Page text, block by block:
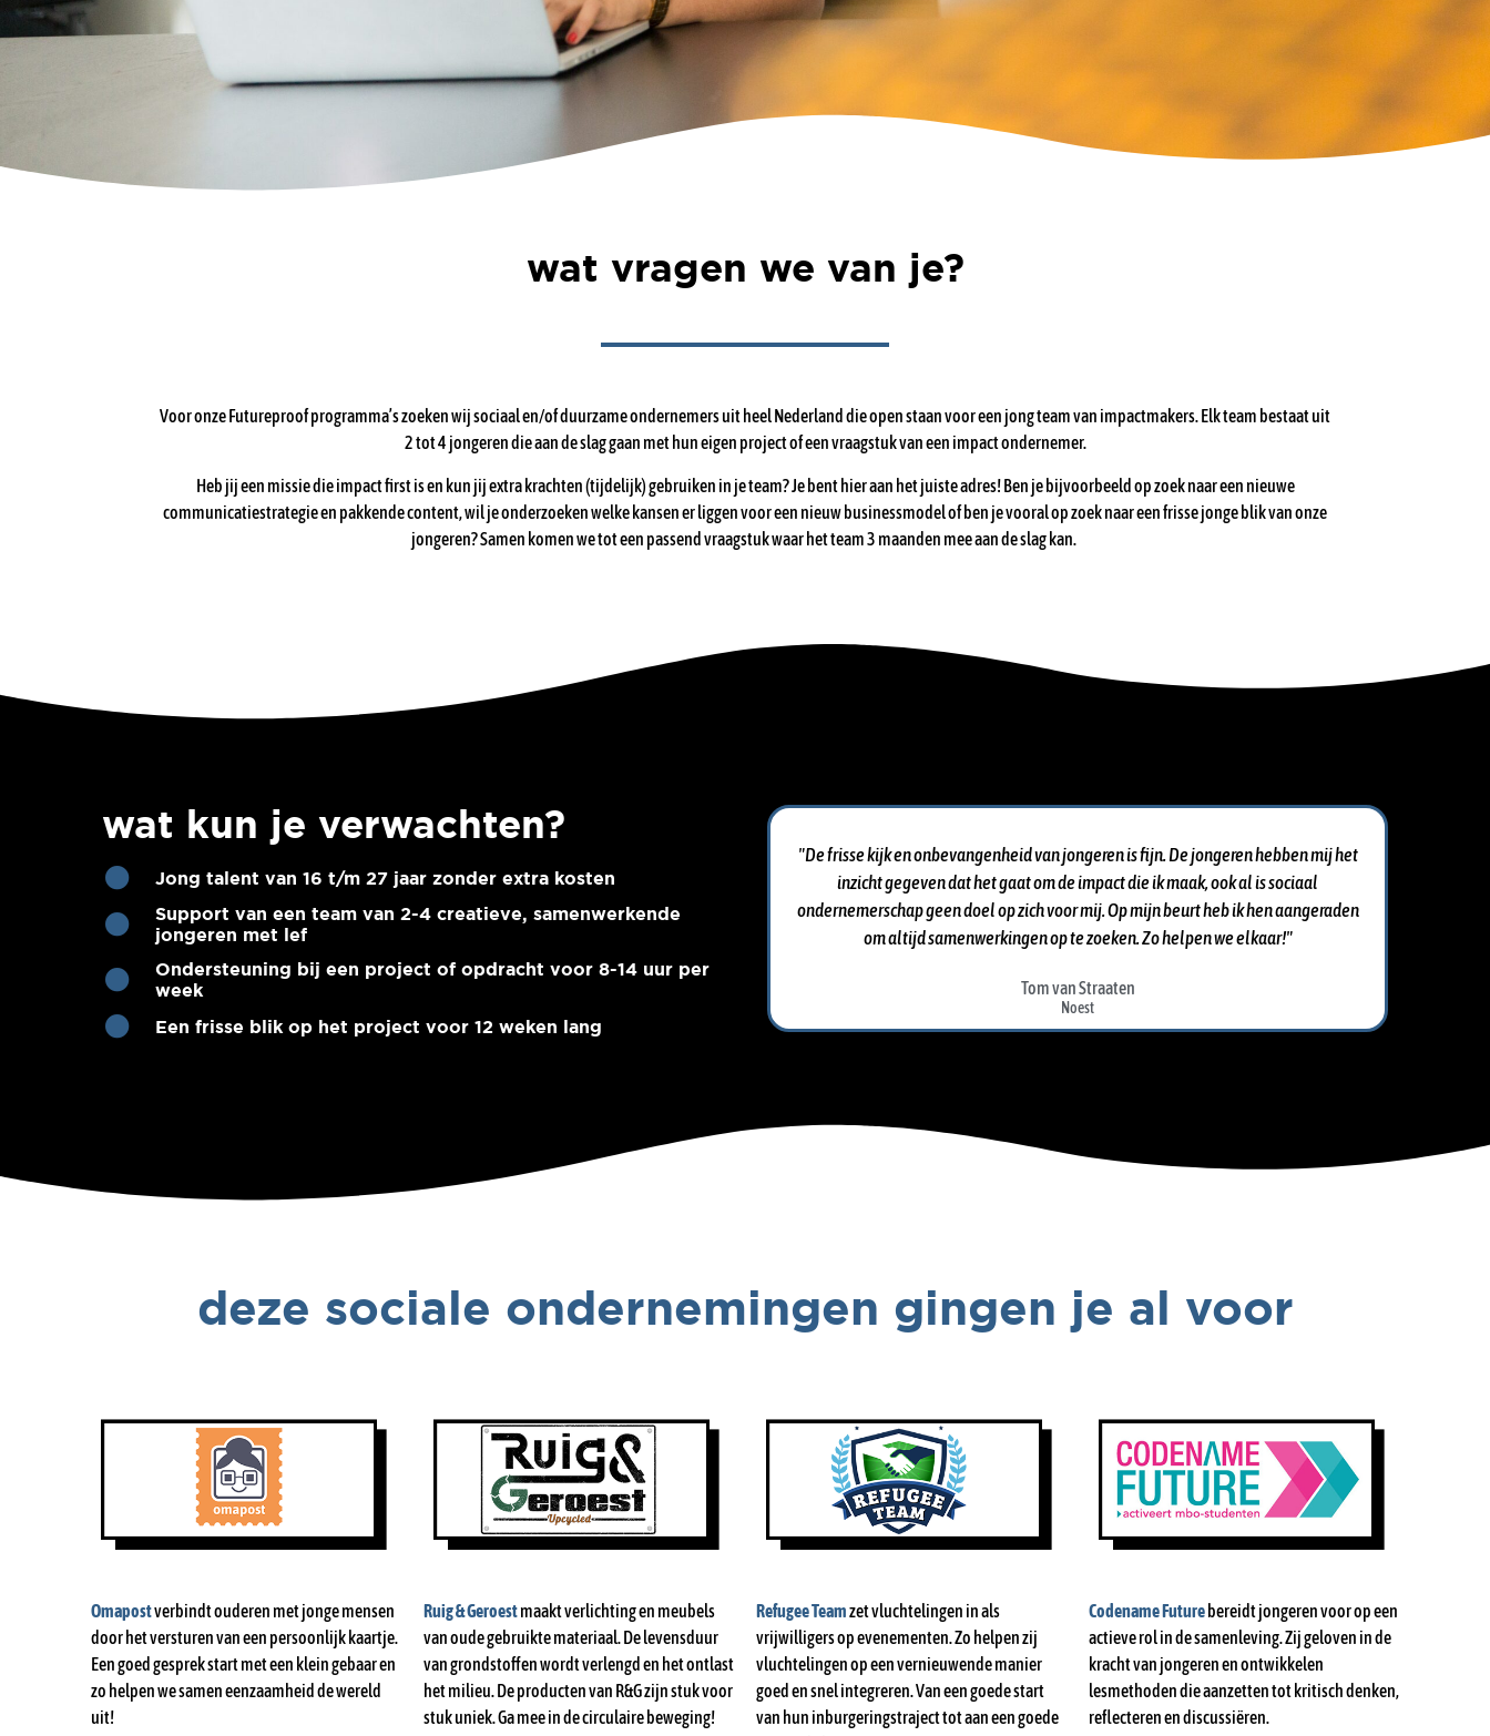
wat vragen we van je?
Voor onze Futureproof programma’s zoeken wij sociaal en/of duurzame ondernemers uit heel Nederland die open staan voor een jong team van impactmakers. Elk team bestaat uit
2 tot 4 jongeren die aan de slag gaan met hun eigen project of een vraagstuk van een impact ondernemer.
Heb jij een missie die impact first is en kun jij extra krachten (tijdelijk) gebruiken in je team? Je bent hier aan het juiste adres! Ben je bijvoorbeeld op zoek naar een nieuwe
communicatiestrategie en pakkende content, wil je onderzoeken welke kansen er liggen voor een nieuw businessmodel of ben je vooral op zoek naar een frisse jonge blik van onze
jongeren? Samen komen we tot een passend vraagstuk waar het team 3 maanden mee aan de slag kan.
wat kun je verwachten?
Jong talent van 16 t/m 27 jaar zonder extra kosten
Support van een team van 2-4 creatieve, samenwerkende
jongeren met lef
Ondersteuning bij een project of opdracht voor 8-14 uur per
week
Een frisse blik op het project voor 12 weken lang
"De frisse kijk en onbevangenheid van jongeren is fijn. De jongeren hebben mij het
inzicht gegeven dat het gaat om de impact die ik maak, ook al is sociaal
ondernemerschap geen doel op zich voor mij. Op mijn beurt heb ik hen aangeraden
om altijd samenwerkingen op te zoeken. Zo helpen we elkaar!"
Tom van Straaten
Noest
deze sociale ondernemingen gingen je al voor
Omapostverbindt ouderen met jonge mensen
door het versturen van een persoonlijk kaartje.
Een goed gesprek start met een klein gebaar en
zo helpen we samen eenzaamheid de wereld
uit!
Ruig & Geroestmaakt verlichting en meubels
van oude gebruikte materiaal. De levensduur
van grondstoffen wordt verlengd en het ontlast
het milieu. De producten van R&G zijn stuk voor
stuk uniek. Ga mee in de circulaire beweging!
Refugee Teamzet vluchtelingen in als
vrijwilligers op evenementen. Zo helpen zij
vluchtelingen op een vernieuwende manier
goed en snel integreren. Van een goede start
van hun inburgeringstraject tot aan een goede
Codename Future bereidt jongeren voor op een
actieve rol in de samenleving. Zij geloven in de
kracht van jongeren en ontwikkelen
lesmethoden die aanzetten tot kritisch denken,
reflecteren en discussiëren.